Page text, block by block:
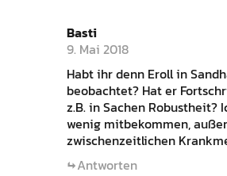
Basti
9. Mai 2018
Habt ihr denn Eroll in
beobachtet? Hat er
z.B. in Sachen Robustheit?
wenig mitbekommen,
zwischenzeitlichen
Antworten